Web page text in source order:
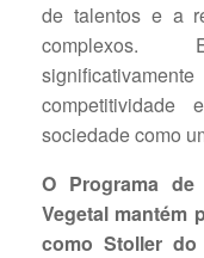
de talentos e a
complexos.
sociedade como
O Programa de
Vegetal mantém
como Stoller